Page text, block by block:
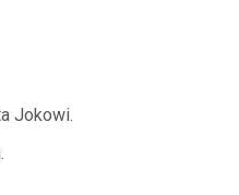
Jokowi.